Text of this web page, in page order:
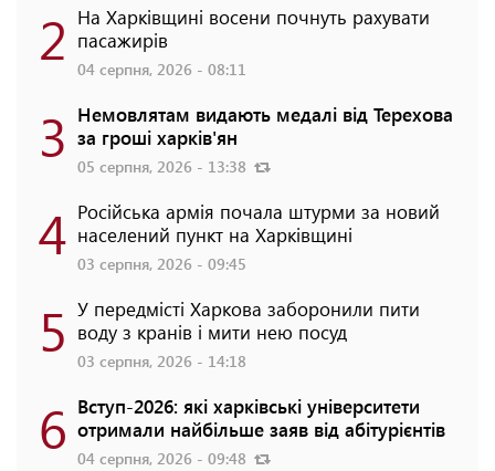
2 На Харківщині восени почнуть рахувати
пасажирів
04 серпня, 2026 - 08:11
3 Немовлятам видають медалі від Терехова
за гроші харків'ян
05 серпня, 2026 - 13:38
4 Російська армія почала штурми за новий
населений пункт на Харківщині
03 серпня, 2026 - 09:45
5 У передмісті Харкова заборонили пити
воду з кранів і мити нею посуд
03 серпня, 2026 - 14:18
6 Вступ-2026: які харківські університети
отримали найбільше заяв від абітурієнтів
04 серпня, 2026 - 09:48